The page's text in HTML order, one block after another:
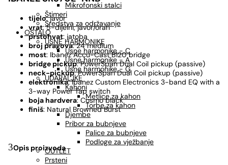
Mikrofonski stalci
Štimeri
Sredstva za održavanje
OSTALO
USNE HARMONIKE
Usne harmonike - C
Usne harmonike - A
Usne harmonike - G
UDARALJKE
Kahoni
Metlice za kahon
Torbe za kahon
Djembe
Pribor za bubnjeve
Palice za bubnjeve
Podloge za vježbanje
OUTLET
Prsteni
tijelo: javor
vrat: 5-dijelni, javor/orah
prstohvat: jatoba
broj pragova: 24 medium
most: Ibanez Accu-Cast B120 bridge
bridge pickup: PowerSpan Dual Coil pickup (passive)
neck-pickup: PowerSpan Dual Coil pickup (passive)
elektronika: Ibanez Custom Electronics 3-band EQ with a
3-way Power Tap switch
boja hardvera: Cosmo black
finiš: Natural Browned Burst
Opis proizvoda